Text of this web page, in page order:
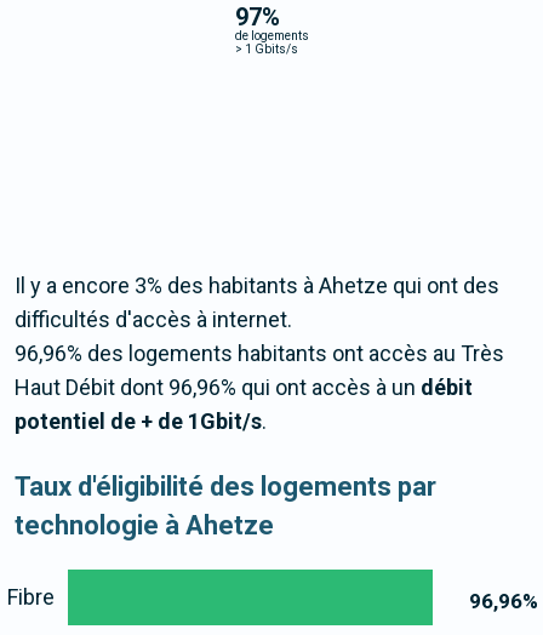
97%
de logements
> 1 Gbits/s
Il y a encore 3% des habitants à Ahetze qui ont des
difficultés d'accès à internet.
96,96% des logements habitants ont accès au Très
Haut Débit dont 96,96% qui ont accès à un débit
potentiel de + de 1Gbit/s.
Taux d'éligibilité des logements par
technologie à Ahetze
96,96%
Fibre